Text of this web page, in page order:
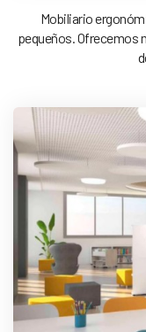
Mobiliario
pequeños. Ofrecemos